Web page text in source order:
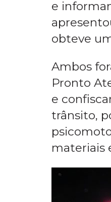
Uma
obteve
Ambos
Pronto
e